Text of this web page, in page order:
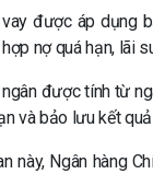
được áp dụng
nợ quá hạn, lãi
được tính từ
và bảo lưu kết
này, Ngân hàng